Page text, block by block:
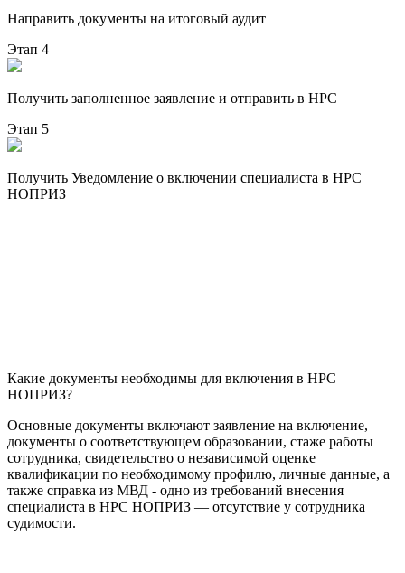
Направить документы на итоговый аудит
Этап 4
Получить заполненное заявление и отправить в НРС
Этап 5
Получить Уведомление о включении специалиста в НРС
НОПРИЗ
Какие документы необходимы для включения в НРС
НОПРИЗ?
Основные документы включают заявление на включение,
документы о соответствующем образовании, стаже работы
сотрудника, свидетельство о независимой оценке
квалификации по необходимому профилю, личные данные, а
также справка из МВД - одно из требований внесения
специалиста в НРС НОПРИЗ — отсутствие у сотрудника
судимости.